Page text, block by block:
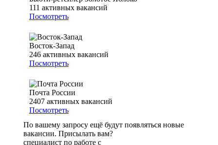
111 активных вакансий
Посмотреть
Восток-Запад
246 активных вакансий
Посмотреть
Почта России
2407 активных вакансий
Посмотреть
По вашему запросу ещё будут появляться новые
вакансии. Присылать вам?
специалист по работе с